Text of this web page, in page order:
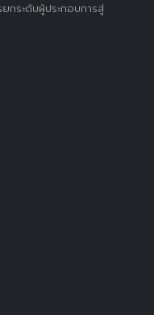
กระดับผู้ประกอบการสู่